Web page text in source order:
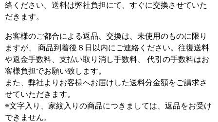
絡ください。送料は弊社負担にて、すぐに交換させていた
だきます。
お客様のご都合による返品、交換は、未使用のものに限り
ますが、
商品到着後８日以内にご連絡ください。往復送料
や返金手数料、支払い取り消し手数料、 代引の手数料はお
客様負担でお願い致します。
また、弊社よりお客様へお届けした送料分金額をご請求さ
せていただきます。
※文字入り、家紋入りの商品につきましては、返品をお受け
できません。